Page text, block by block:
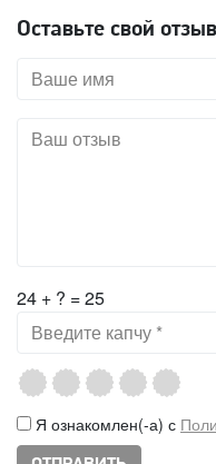
Оставьте свой отзыв
24 + ? = 25
Я ознакомлен(-а) с